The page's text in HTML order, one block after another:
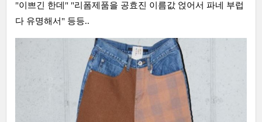
"이쁘긴 한데" "리폼제품을 공효진 이름값 얹어서 파네 부럽
다 유명해서" 등등..